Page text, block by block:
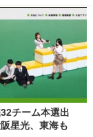
チーム本選出
星光、東海も